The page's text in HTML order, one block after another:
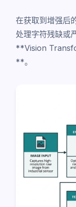
在获取到增强后
处理字符残缺或
**Vision
**。